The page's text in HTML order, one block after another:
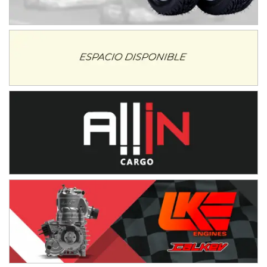
08/09-AGO
IAME SERIES ARGENTINA 6
Ciudad de Trenque Lauquen (Asfalto)
ENTRERRIANO - F6 (POSTERGADA)
Parque de la Velocidad (Asfalto)
El Cerro (Tierra)
Victoria (Entre Ríos)
PATAGONICO - F6
Moto Club Reginense (Tierra)
Gral. E. Godoy (Río Negro)
CSK - F7